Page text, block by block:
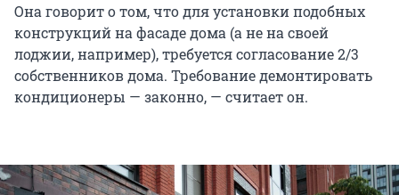
Она говорит о том, что для установки подобных
конструкций на фасаде дома (а не на своей
лоджии, например), требуется согласование 2/3
собственников дома. Требование демонтировать
кондиционеры — законно, — считает он.